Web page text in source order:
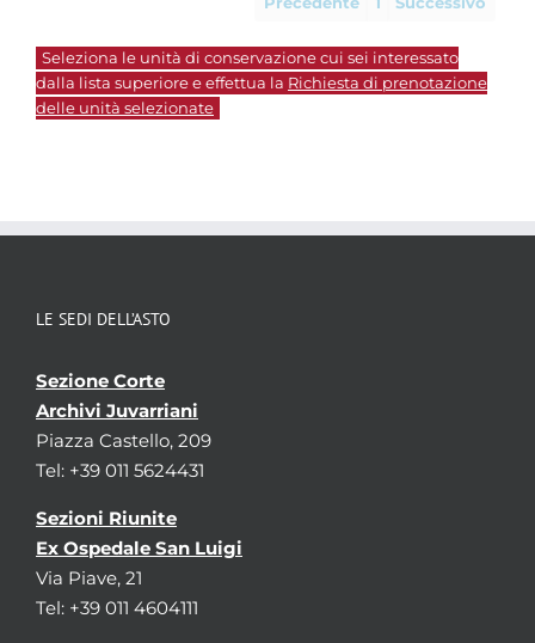
Seleziona le unità di conservazione cui sei interessato
dalla lista superiore e effettua la Richiesta di prenotazione
delle unità selezionate
LE SEDI DELL’ASTO
Sezione Corte
Archivi Juvarriani
Piazza Castello, 209
Tel: +39 011 5624431
Sezioni Riunite
Ex Ospedale San Luigi
Via Piave, 21
Tel: +39 011 4604111